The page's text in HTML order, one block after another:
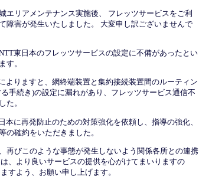
エリアメンテナンス実施後、 フレッツサービスをご利
障害が発生いたしました。 大変申し訳ございませんで
東日本のフレッツサービスの設定に不備があったとい
す。
よりますと、網終端装置と集約接続装置間のルーティン
手続き)の設定に漏れがあり、フレッツサービス通信不
た。
本に再発防止のための対策強化を依頼し、指導の強化、
の確約をいただきました。
再びこのような事態が発生しないよう関係各所との連携
、より良いサービスの提供を心がけてまいりますの
すよう、お願い申し上げます。